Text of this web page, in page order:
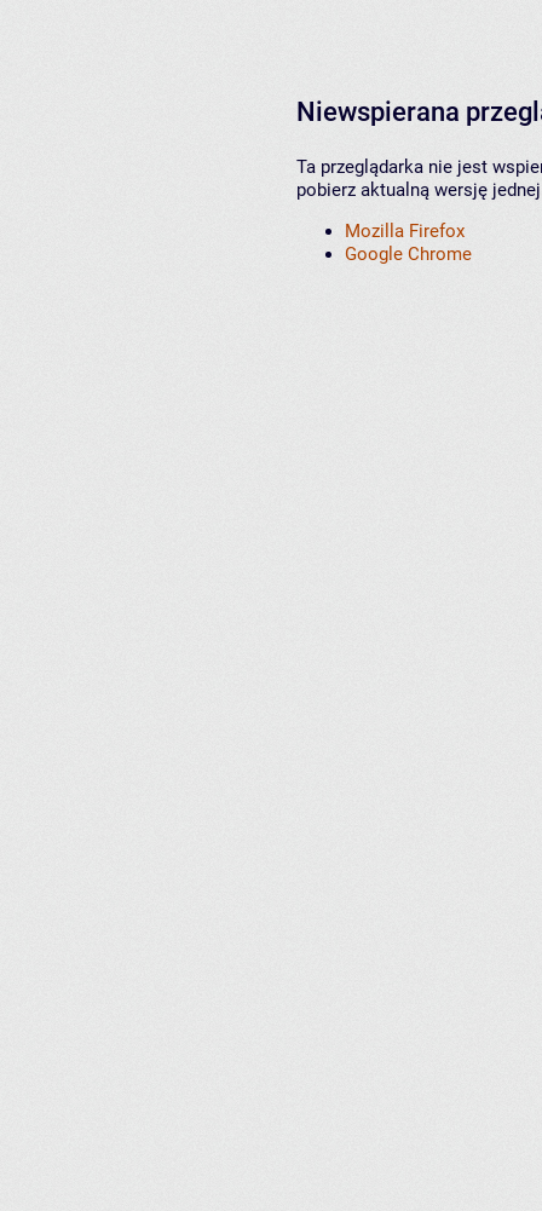
Niewspierana
Ta przeglądarka nie jest
pobierz aktualną wersję
Mozilla Firefox
Google Chrome